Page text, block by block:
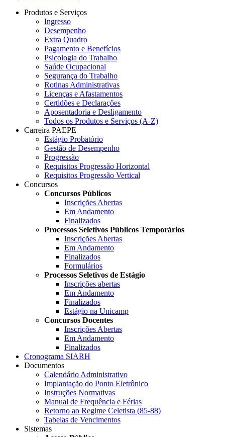
Produtos e Serviços
Ingresso
Desempenho
Extra Quadro
Pagamento e Benefícios
Psicologia do Trabalho
Saúde Ocupacional
Segurança do Trabalho
Rotinas Administrativas
Licenças e Afastamentos
Certidões e Declarações
Aposentadoria e Desligamento
Todos os Produtos e Serviços (A-Z)
Carreira PAEPE
Estágio Probatório
Gestão de Desempenho
Progressão
Requisitos Progressão Horizontal
Requisitos Progressão Vertical
Concursos
Concursos Públicos
Inscrições Abertas
Em Andamento
Finalizados
Processos Seletivos Públicos Temporários
Inscrições Abertas
Em Andamento
Finalizados
Formulários
Processos Seletivos de Estágio
Inscrições abertas
Em Andamento
Finalizados
Estágio na Unicamp
Concursos Docentes
Inscrições Abertas
Em Andamento
Finalizados
Cronograma SIARH
Documentos
Calendário Administrativo
Implantação do Ponto Eletrônico
Instruções Normativas
Manual de Frequência e Férias
Retorno ao Regime Celetista (85-88)
Tabelas de Vencimentos
Sistemas